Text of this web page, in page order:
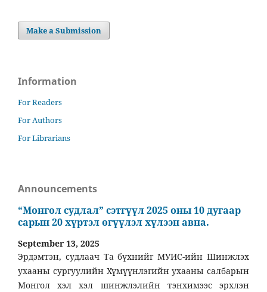
Make a Submission
Information
For Readers
For Authors
For Librarians
Announcements
“Монгол судлал” сэтгүүл 2025 оны 10 дугаар
сарын 20 хүртэл өгүүлэл хүлээн авна.
September 13, 2025
Эрдэмтэн, судлаач Та бүхнийг МУИС-ийн Шинжлэх
ухааны сургуулийн Хүмүүнлэгийн ухааны салбарын
Монгол хэл хэл шинжлэлийн тэнхимээс эрхлэн